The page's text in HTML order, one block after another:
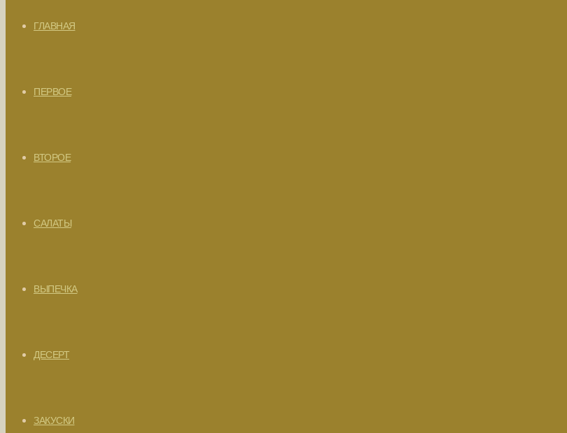
ГЛАВНАЯ
ПЕРВОЕ
ВТОРОЕ
САЛАТЫ
ВЫПЕЧКА
ДЕСЕРТ
ЗАКУСКИ